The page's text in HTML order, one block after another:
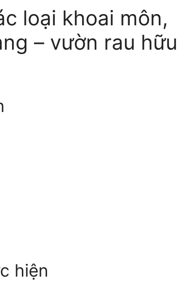
loại khoai môn,
– vườn rau hữu
hiện